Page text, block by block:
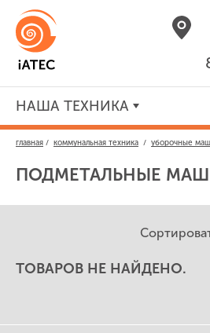
НАША ТЕХНИКА
главная / коммунальная техника / уборочные
ПОДМЕТАЛЬНЫЕ
ТОВАРОВ НЕ НАЙДЕНО.